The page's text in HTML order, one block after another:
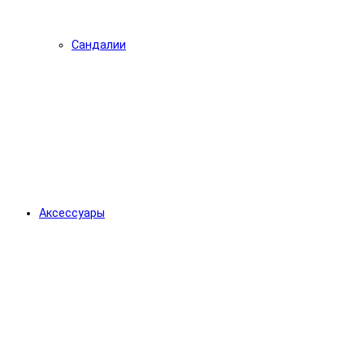
Сандалии
Аксессуары